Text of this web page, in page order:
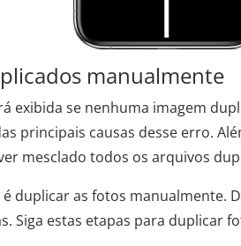
manualmente
exibida se nenhuma imagem
principais causas desse erro.
mesclado todos os arquivos
duplicar as fotos manualmente.
Siga estas etapas para duplicar